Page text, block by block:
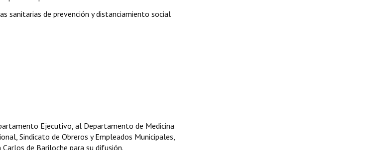
sanitarias de prevención y distanciamiento social
Ejecutivo, al Departamento de Medicina
Sindicato de Obreros y Empleados Municipales,
de Bariloche para su difusión.